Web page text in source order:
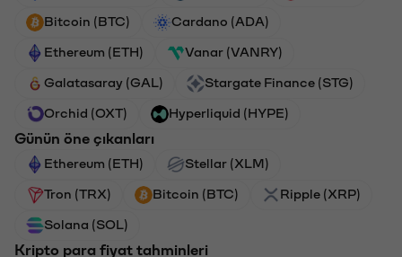
Bitcoin (BTC) Cardano (ADA)
Ethereum (ETH) Vanar (VANRY)
Galatasaray (GAL) Stargate Finance (STG)
Orchid (OXT) Hyperliquid (HYPE)
Günün öne çıkanları
Ethereum (ETH) Stellar (XLM)
Tron (TRX) Bitcoin (BTC) Ripple (XRP)
Solana (SOL)
Kripto para fiyat tahminleri